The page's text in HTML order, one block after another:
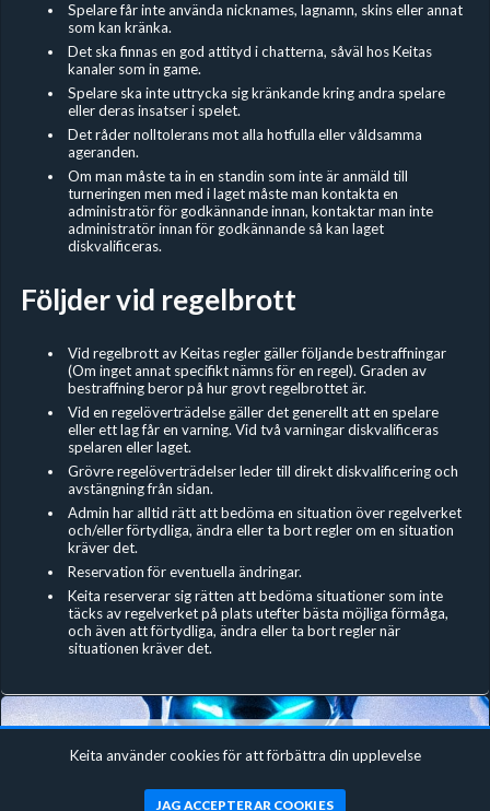
Spelare får inte använda nicknames, lagnamn, skins eller annat
som kan kränka.
Det ska finnas en god attityd i chatterna, såväl hos Keitas
kanaler som in game.
Spelare ska inte uttrycka sig kränkande kring andra spelare
eller deras insatser i spelet.
Det råder nolltolerans mot alla hotfulla eller våldsamma
ageranden.
Om man måste ta in en standin som inte är anmäld till
turneringen men med i laget måste man kontakta en
administratör för godkännande innan, kontaktar man inte
administratör innan för godkännande så kan laget
diskvalificeras.
Följder vid regelbrott
Vid regelbrott av Keitas regler gäller följande bestraffningar
(Om inget annat specifikt nämns för en regel). Graden av
bestraffning beror på hur grovt regelbrottet är.
Vid en regelöverträdelse gäller det generellt att en spelare
eller ett lag får en varning. Vid två varningar diskvalificeras
spelaren eller laget.
Grövre regelöverträdelser leder till direkt diskvalificering och
avstängning från sidan.
Admin har alltid rätt att bedöma en situation över regelverket
och/eller förtydliga, ändra eller ta bort regler om en situation
kräver det.
Reservation för eventuella ändringar.
Keita reserverar sig rätten att bedöma situationer som inte
täcks av regelverket på plats utefter bästa möjliga förmåga,
och även att förtydliga, ändra eller ta bort regler när
situationen kräver det.
Fortnite Zone War Duos #4
Keita använder cookies för att förbättra din upplevelse
JAG ACCEPTERAR COOKIES